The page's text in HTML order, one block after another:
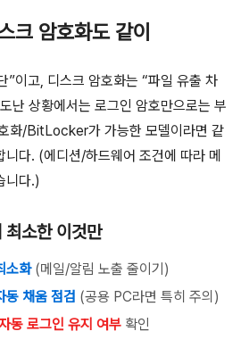
크 암호화도 같이
”이고, 디스크 암호화는 “파일 유출 차
난 상황에서는 로그인 암호만으로는 부
화/BitLocker가 가능한 모델이라면 같
니다. (에디션/하드웨어 조건에 따라 메
니다.)
최소한 이것만
소화(메일/알림 노출 줄이기)
동 채움 점검 (공용 PC라면 특히 주의)
동 로그인 유지 여부 확인